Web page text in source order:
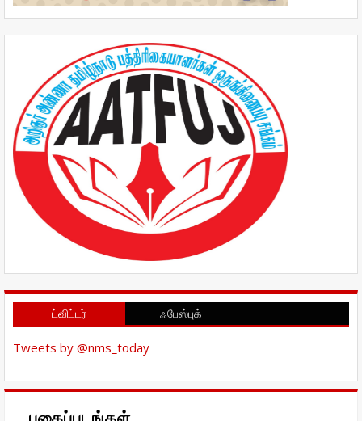
ட்விட்டர் ஃபேஸ்புக்
Tweets by @nms_today